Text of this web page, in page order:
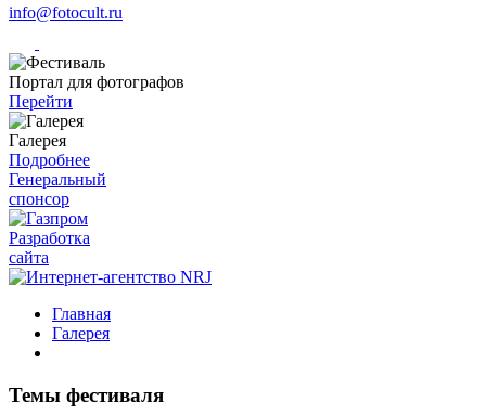
info@fotocult.ru
Портал для фотографов
Перейти
Галерея
Подробнее
Генеральный
спонсор
Разработка
сайта
Главная
Галерея
Темы фестиваля